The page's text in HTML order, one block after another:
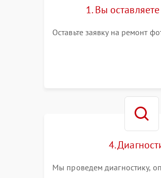
1. Вы
Оставьте заявку на ремонт
4.
Мы проведем диагностику,